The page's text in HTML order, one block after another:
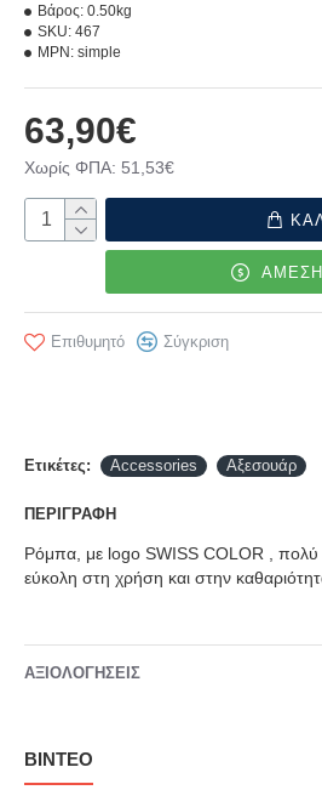
63,90€
Χωρίς ΦΠΑ: 51,53€
Βάρος: 0.50kg
SKU: 467
MPN: simple
Επιθυμητό Σύγκριση
Ετικέτες: Accessories Αξεσουάρ
ΠΕΡΙΓΡΑΦΉ
Ρόμπα, με logo SWISS COLOR , πολύ
εύκολη στη χρήση και στην
ΑΞΙΟΛΟΓΉΣΕΙΣ
ΒΊΝΤΕΟ